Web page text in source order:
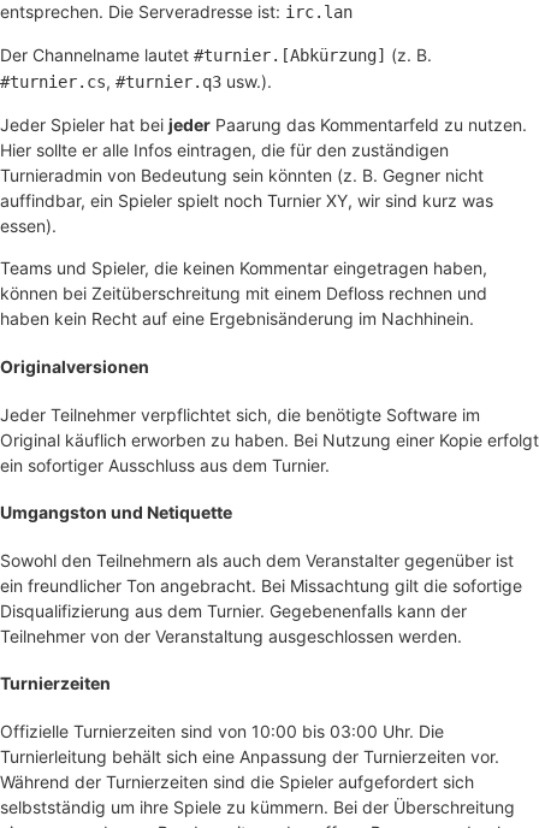
entsprechen. Die Serveradresse ist: irc.lan
Der Channelname lautet #turnier.[Abkürzung] (z. B.
#turnier.cs, #turnier.q3 usw.).
Jeder Spieler hat bei jeder Paarung das Kommentarfeld zu nutzen.
Hier sollte er alle Infos eintragen, die für den zuständigen
Turnieradmin von Bedeutung sein könnten (z. B. Gegner nicht
auffindbar, ein Spieler spielt noch Turnier XY, wir sind kurz was
essen).
Teams und Spieler, die keinen Kommentar eingetragen haben,
können bei Zeitüberschreitung mit einem Defloss rechnen und
haben kein Recht auf eine Ergebnisänderung im Nachhinein.
Originalversionen
Jeder Teilnehmer verpflichtet sich, die benötigte Software im
Original käuflich erworben zu haben. Bei Nutzung einer Kopie erfolgt
ein sofortiger Ausschluss aus dem Turnier.
Umgangston und Netiquette
Sowohl den Teilnehmern als auch dem Veranstalter gegenüber ist
ein freundlicher Ton angebracht. Bei Missachtung gilt die sofortige
Disqualifizierung aus dem Turnier. Gegebenenfalls kann der
Teilnehmer von der Veranstaltung ausgeschlossen werden.
Turnierzeiten
Offizielle Turnierzeiten sind von 10:00 bis 03:00 Uhr. Die
Turnierleitung behält sich eine Anpassung der Turnierzeiten vor.
Während der Turnierzeiten sind die Spieler aufgefordert sich
selbstständig um ihre Spiele zu kümmern. Bei der Überschreitung